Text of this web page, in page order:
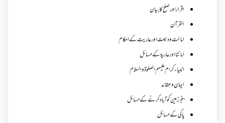
اقرار اور صلح کا بیان
القرآن
امانت ودیعت اورعاریت کے احکام
امانتا اور عاریة کے مسائل
انبیاء کرام علیہم الصلوۃ والسلام
ایمان وعقائد
بنجر زمین کو آباد کرنے کے مسائل
پاکی کے مسائل